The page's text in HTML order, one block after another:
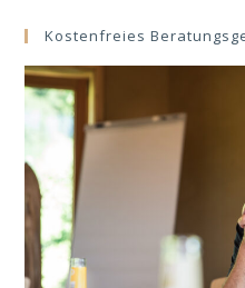
Beruf
Kostenfreies